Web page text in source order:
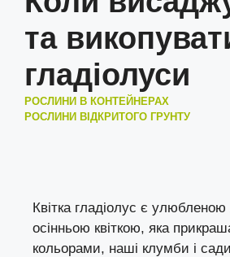
та
гладіолуси
РОСЛИНИ В КОНТЕЙНЕРАХ
РОСЛИНИ ВІДКРИТОГО ГРУНТУ
Квітка гладіолус є улюбленою
осінньою квіткою, яка
кольорами, наші клумби і